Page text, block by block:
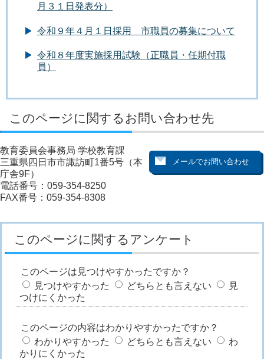
月３１日発表分）
令和９年４月１日採用 市職員の募集について
令和８年度実施採用試験（正職員・任期付職
員）
このページに関するお問い合わせ先
教育委員会事務局 学校教育課
三重県四日市市諏訪町1番5号（本
庁舎9F）
電話番号：059-354-8250
FAX番号：059-354-8308
このページに関するアンケート
このページは見つけやすかったですか？
見つけやすかった
どちらとも言えない
見
つけにくかった
このページの内容はわかりやすかったですか？
わかりやすかった
どちらとも言えない
わ
かりにくかった